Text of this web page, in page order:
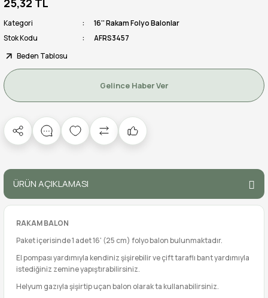
25,32 TL
Kategori
16'' Rakam Folyo Balonlar
Stok Kodu
AFRS3457
Beden Tablosu
Gelince Haber Ver
ÜRÜN AÇIKLAMASI
RAKAM BALON
Paket içerisinde 1 adet 16' (25 cm) folyo balon bulunmaktadır.
El pompası yardımıyla kendiniz şişirebilir ve çift taraflı bant yardımıyla
istediğiniz zemine yapıştırabilirsiniz.
Helyum gazıyla şişirtip uçan balon olarak ta kullanabilirsiniz.